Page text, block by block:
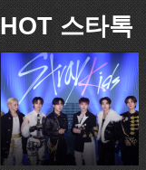
HOT 스타톡